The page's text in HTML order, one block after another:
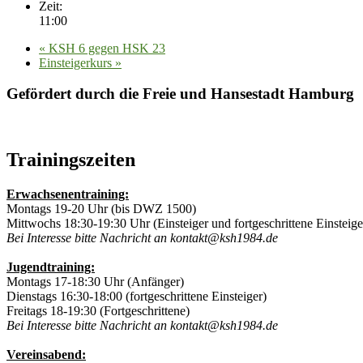
Zeit:
11:00
« KSH 6 gegen HSK 23
Einsteigerkurs »
Gefördert durch die Freie und Hansestadt Hamburg
Trainingszeiten
Erwachsenentraining:
Montags 19-20 Uhr (bis DWZ 1500)
Mittwochs 18:30-19:30 Uhr (Einsteiger und fortgeschrittene
Bei Interesse bitte Nachricht an kontakt@ksh1984.de
Jugendtraining:
Montags 17-18:30 Uhr (Anfänger)
Dienstags 16:30-18:00 (fortgeschrittene Einsteiger)
Freitags 18-19:30 (Fortgeschrittene)
Bei Interesse bitte Nachricht an kontakt@ksh1984.de
Vereinsabend: